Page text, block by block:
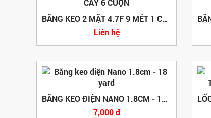
BĂNG KEO 2 MẶT 4.7F 9 MÉT 1 CÂY 6 CUỘN
Liên hệ
BĂNG KEO ĐIỆN NANO 1.8CM - 18 YARD
7,000đ